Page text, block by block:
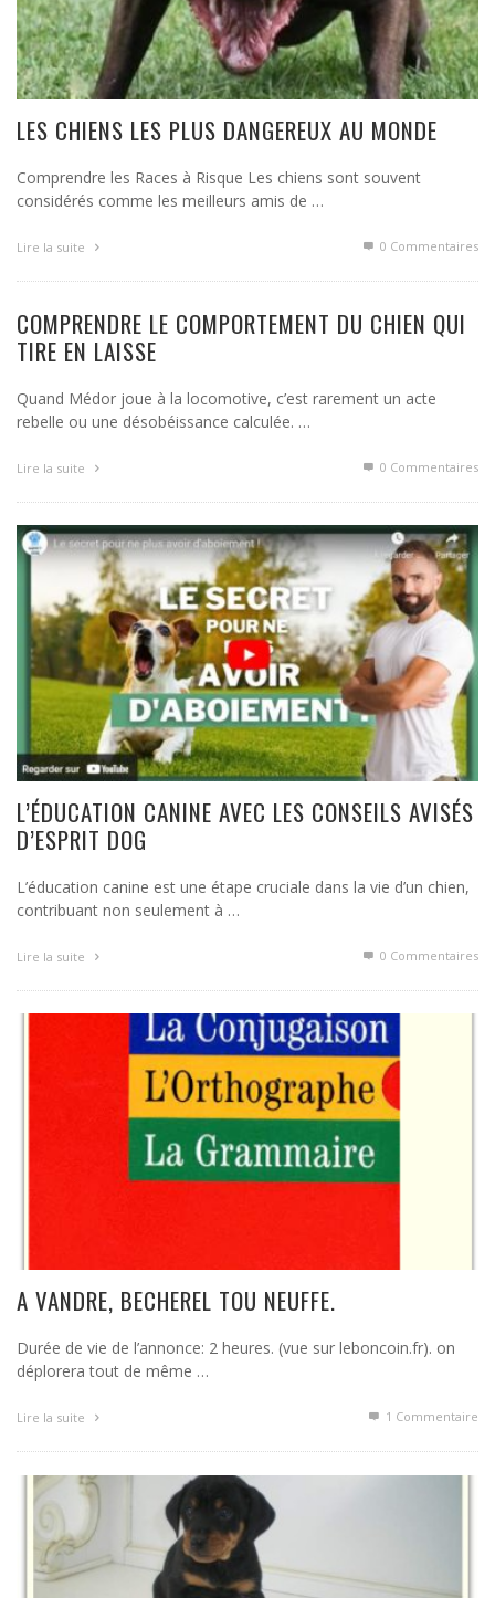
LES CHIENS LES PLUS DANGEREUX AU MONDE
Comprendre les Races à Risque Les chiens sont souvent
considérés comme les meilleurs amis de …
Lire la suite 0 Commentaires
COMPRENDRE LE COMPORTEMENT DU CHIEN QUI
TIRE EN LAISSE
Quand Médor joue à la locomotive, c’est rarement un acte
rebelle ou une désobéissance calculée. …
Lire la suite 0 Commentaires
L’ÉDUCATION CANINE AVEC LES CONSEILS AVISÉS
D’ESPRIT DOG
L’éducation canine est une étape cruciale dans la vie d’un chien,
contribuant non seulement à …
Lire la suite 0 Commentaires
A VANDRE, BECHEREL TOU NEUFFE.
Durée de vie de l’annonce: 2 heures. (vue sur leboncoin.fr). on
déplorera tout de même …
Lire la suite 1 Commentaire